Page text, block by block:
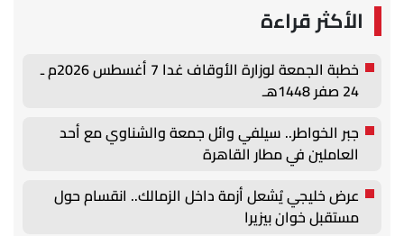
الأكثر قراءة
خطبة الجمعة لوزارة الأوقاف غدا 7 أغسطس 2026م ـ
24 صفر 1448هـ
جبر الخواطر.. سيلفي وائل جمعة والشناوي مع أحد
العاملين في مطار القاهرة
عرض خليجي يُشعل أزمة داخل الزمالك.. انقسام حول
مستقبل خوان بيزيرا